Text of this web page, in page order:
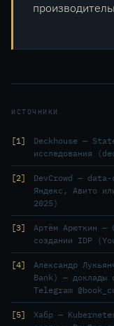
ИСТОЧНИКИ
1
Deckhouse —
исследования
2
DevCrowd —
Яндекс, Авито
2025)
3
Артём Арюткин —
создании IDP
4
Александр
Bank) — доклады
Telegram
5
Хабр —